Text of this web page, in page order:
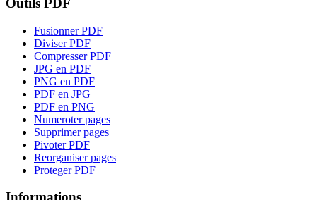
Outils PDF
Fusionner PDF
Diviser PDF
Compresser PDF
JPG en PDF
PNG en PDF
PDF en JPG
PDF en PNG
Numeroter pages
Supprimer pages
Pivoter PDF
Reorganiser pages
Proteger PDF